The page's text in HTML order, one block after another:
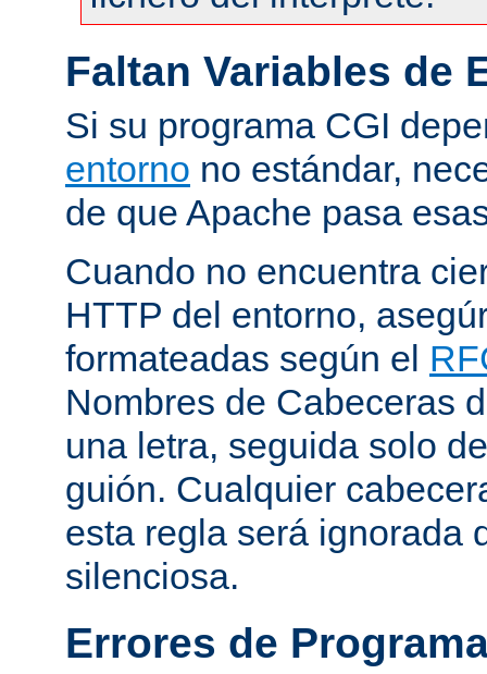
Faltan Variables de
Si su programa CGI
entorno no estándar,
de que Apache pasa
Cuando no encuentra
HTTP del entorno,
formateadas según el
Nombres de Cabeceras
una letra, seguida solo
guión. Cualquier
esta regla será ignorada
silenciosa.
Errores de